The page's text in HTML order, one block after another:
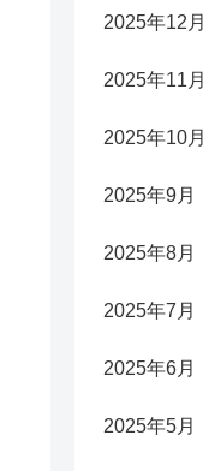
2025年12月
2025年11月
2025年10月
2025年9月
2025年8月
2025年7月
2025年6月
2025年5月